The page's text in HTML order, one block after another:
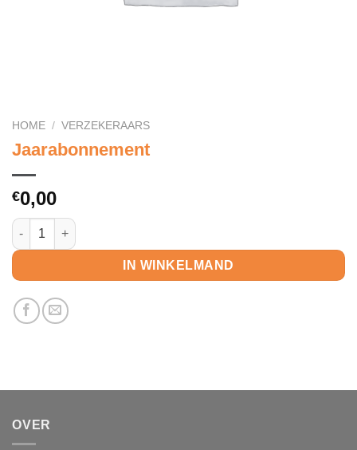
HOME / VERZEKERAARS
Jaarabonnement
€0,00
Jaarabonnement aantal
IN WINKELMAND
OVER